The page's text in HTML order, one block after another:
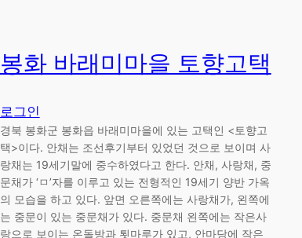
봉화 바래미마을 토향고택
로그인
경북 봉화군 봉화읍 바래미마을에 있는 고택인 <토향고
택>이다. 안채는 조선후기부터 있었던 것으로 보이며 사
랑채는 19세기말에 중수하였다고 한다. 안채, 사랑채, 중
문채가 ‘ㅁ’자를 이루고 있는 전형적인 19세기 양반 가옥
의 모습을 하고 있다. 앞면 오른쪽에는 사랑채가, 왼쪽에
는 중문이 있는 중문채가 있다. 중문채 왼쪽에는 작은사
랑으로 보이는 온돌방과 툇마루가 있고, 안마당에 작은